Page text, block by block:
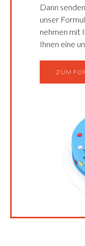
Dann
unser
nehmen mit
Ihnen eine
ZUM